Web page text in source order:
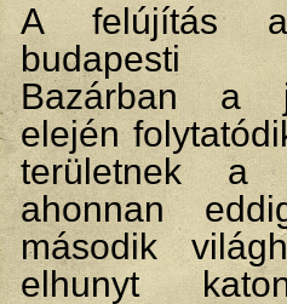
A felújítás
budapesti
Bazárban a
elején
területnek a
ahonnan
második
elhunyt